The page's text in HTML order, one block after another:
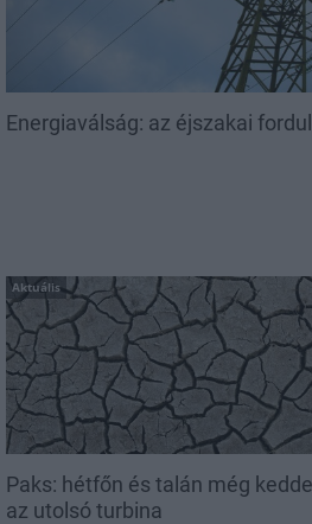
Energiaválság: az éjszakai
Aktuális
Paks: hétfőn és talán még
az utolsó turbina